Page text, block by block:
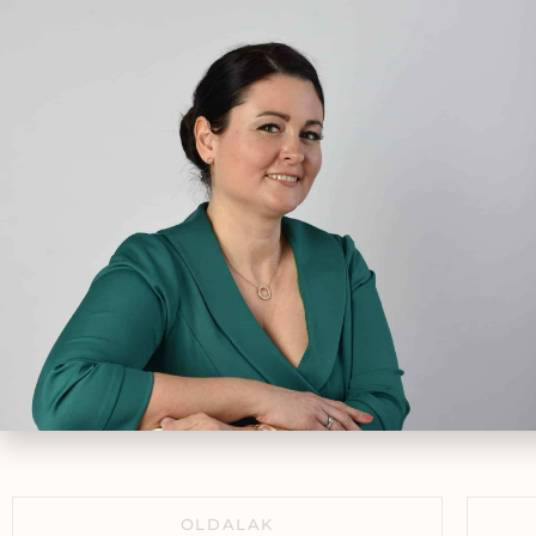
Zsuzsi története: 15 évnyi
küzdelem után végre
megszűnt a cikluszavar!
2025.01.05.
Az ovuláció támogatása
természetes módszerekkel
2021.02.01.
Kisgyermekek náthájának,
torokgyulladásának és
légcsőhurutjának kezelése a
természet erejével
2019.05.12.
OLDALAK